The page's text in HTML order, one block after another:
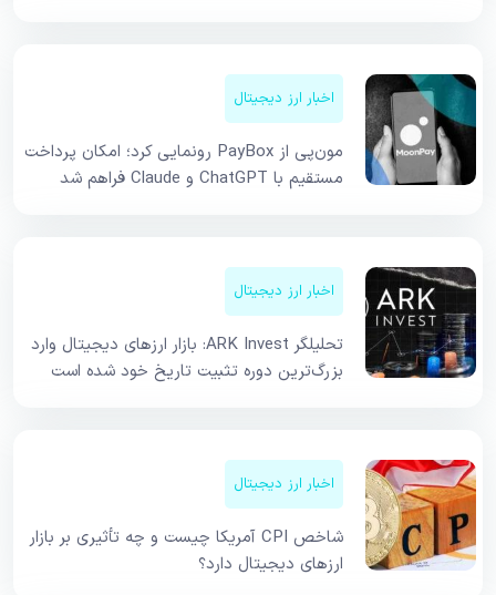
اخبار ارز دیجیتال
مون‌پی از PayBox رونمایی کرد؛ امکان پرداخت
مستقیم با ChatGPT و Claude فراهم شد
اخبار ارز دیجیتال
تحلیلگر ARK Invest: بازار ارزهای دیجیتال وارد
بزرگ‌ترین دوره تثبیت تاریخ خود شده است
اخبار ارز دیجیتال
شاخص CPI آمریکا چیست و چه تأثیری بر بازار
ارزهای دیجیتال دارد؟